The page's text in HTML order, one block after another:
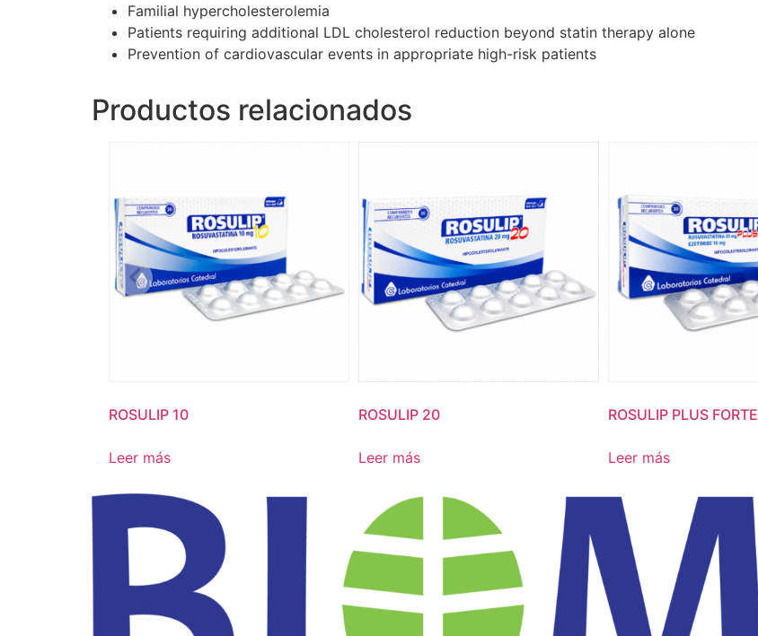
Familial hypercholesterolemia
Patients requiring additional LDL cholesterol reduction beyond statin therapy alone
Prevention of cardiovascular events in appropriate high-risk patients
Productos relacionados
ROSULIP 10
Leer más
ROSULIP 20
Leer más
ROSULIP PLUS FORTE
Leer más